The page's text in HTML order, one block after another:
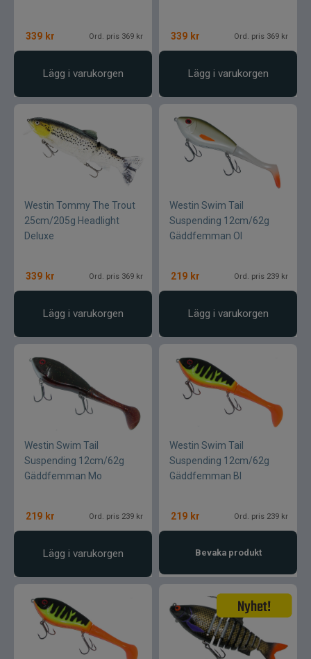
339 kr Ord. pris 369 kr
Lägg i varukorgen
339 kr Ord. pris 369 kr
Lägg i varukorgen
Westin Tommy The Trout
25cm/205g Headlight
Deluxe
339 kr Ord. pris 369 kr
Lägg i varukorgen
Westin Swim Tail
Suspending 12cm/62g
Gäddfemman Ol
219 kr Ord. pris 239 kr
Lägg i varukorgen
Westin Swim Tail
Suspending 12cm/62g
Gäddfemman Mo
219 kr Ord. pris 239 kr
Lägg i varukorgen
Westin Swim Tail
Suspending 12cm/62g
Gäddfemman Bl
219 kr Ord. pris 239 kr
Bevaka produkt